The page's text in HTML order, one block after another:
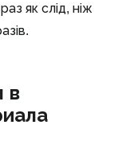
як слід, ніж
в